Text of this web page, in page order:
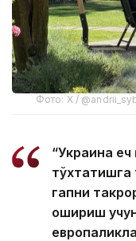
Фото: Х /
“Украина
тўхтатишга
гапни
ошириш